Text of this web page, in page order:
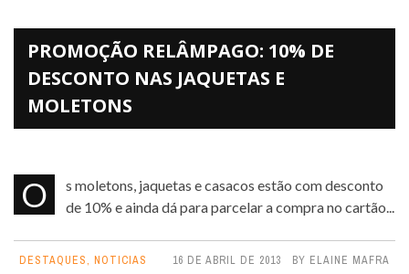
PROMOÇÃO RELÂMPAGO: 10% DE
DESCONTO NAS JAQUETAS E
MOLETONS
Os moletons, jaquetas e casacos estão com desconto de 10% e ainda dá para parcelar a compra no cartão...
DESTAQUES, NOTICIAS 16 DE ABRIL DE 2013 BY ELAINE MAFRA